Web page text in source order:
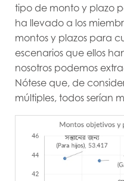
tipo de monto y plazo
ha llevado a los
montos y plazos para
escenarios que ellos
nosotros podemos
Nótese que, de
múltiples, todos serían